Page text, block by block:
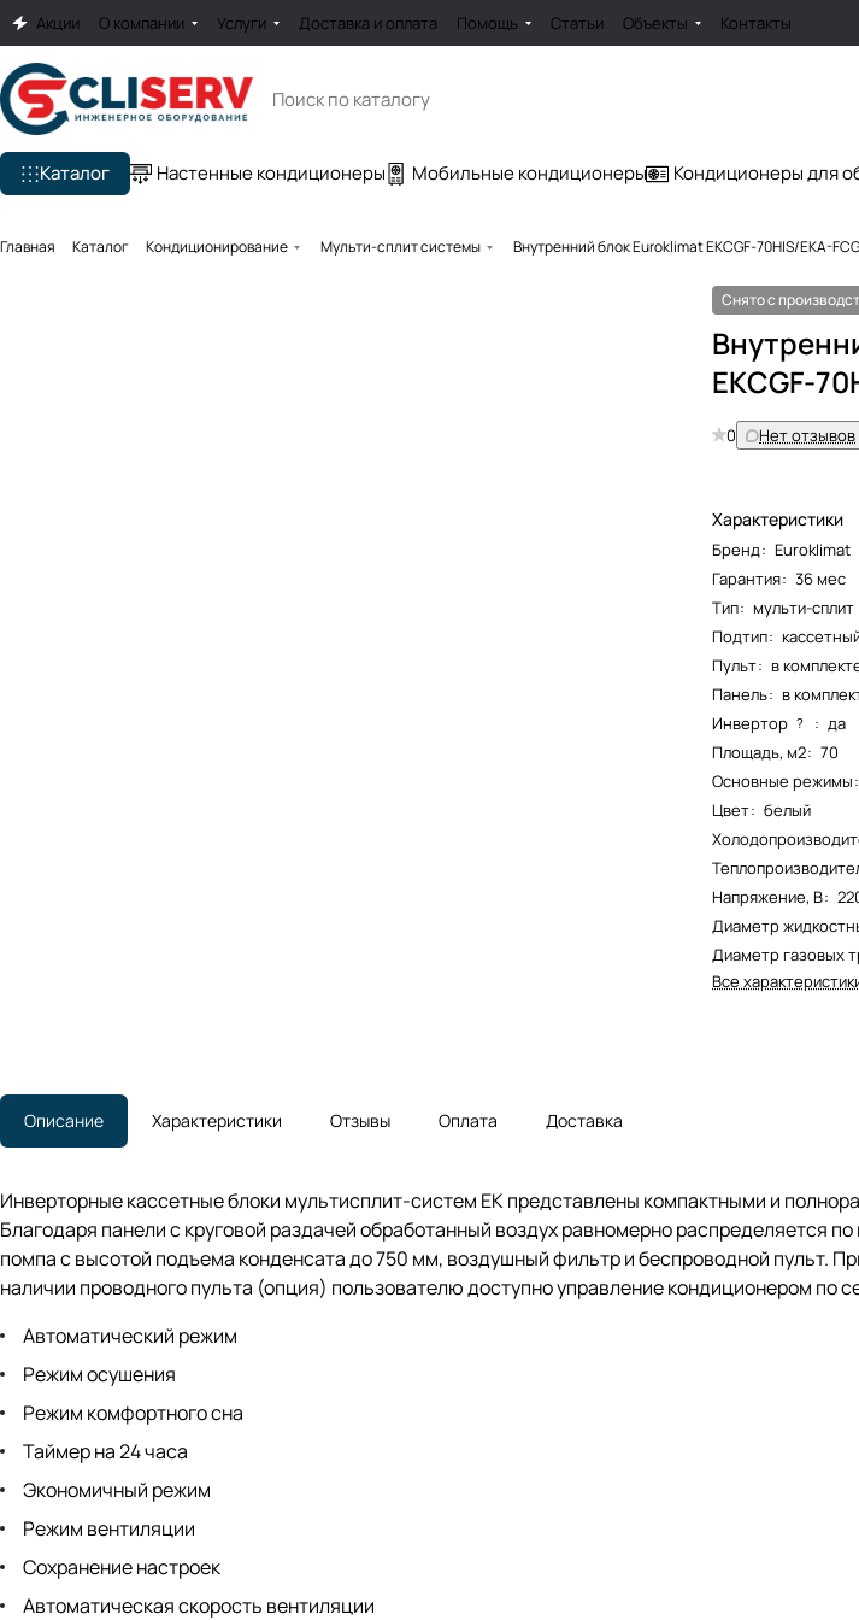
Акции О компании Услуги Доставка и оплата Помощь Статьи Объекты Контакты
Каталог Настенные кондиционеры Мобильные кондиционеры Кондиционеры для
Главная Каталог Кондиционирование Мульти-сплит системы Внутренний блок Euroklimat EKCGF-70HIS/EKA-FCG
Снято с
EKCGF-
0 Нет отзывов
Характеристики
Бренд: Euroklimat
Гарантия: 36 мес
Тип: мульти-сплит
Подтип:
Пульт: в
Панель: в
Инвертор ? : да
Площадь, м2: 70
Основные режимы:
Цвет: белый
Напряжение, В:
Диаметр
Диаметр газовых
Все
Описание Характеристики Отзывы Оплата Доставка
Инверторные кассетные блоки мультисплит-систем EK представлены компактными и
Благодаря панели с круговой раздачей обработанный воздух равномерно распределяется
помпа с высотой подъема конденсата до 750 мм, воздушный фильтр и беспроводной пульт.
наличии проводного пульта (опция) пользователю доступно управление кондиционером по
Автоматический режим
Режим осушения
Режим комфортного сна
Таймер на 24 часа
Экономичный режим
Режим вентиляции
Сохранение настроек
Автоматическая скорость вентиляции